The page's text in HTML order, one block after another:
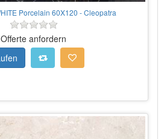
Porcelain 60X120 - Cleopatra
Offerte anfordern